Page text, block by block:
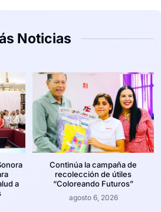
Noticias
a
Continúa la campaña de
recolección de útiles
“Coloreando Futuros”
agosto 6, 2026